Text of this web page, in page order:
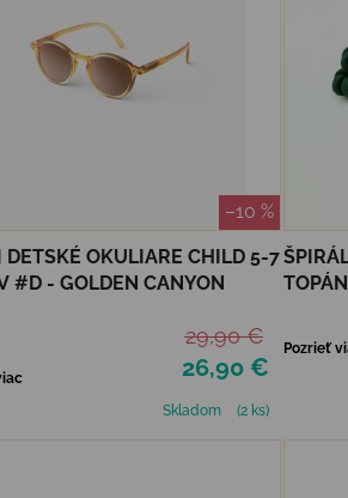
–10 %
DETSKÉ OKULIARE CHILD 5-7
#D - GOLDEN CANYON
26,90 €
29,90 €
Skladom
(2 ks)
Pozrieť